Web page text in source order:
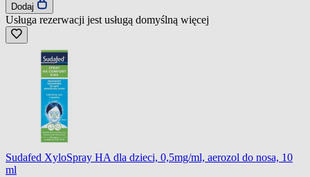
Dodaj
Usługa rezerwacji jest usługą domyślną więcej
Sudafed XyloSpray HA dla dzieci, 0,5mg/ml, aerozol do nosa, 10
ml